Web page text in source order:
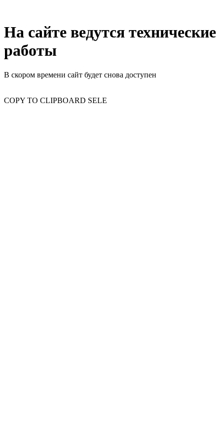
На сайте ведутся технические
работы
В скором времени сайт будет снова доступен
COPY TO CLIPBOARD SELE